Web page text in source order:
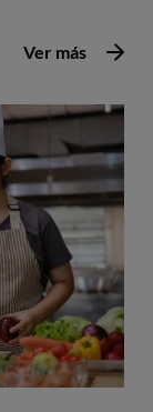
Ver más